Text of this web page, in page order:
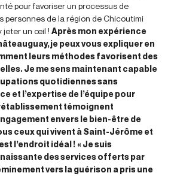
pour favoriser un processus de
personnes de la région de Chicoutimi
jeter un œil ! Après mon expérience
je peux vous expliquer en
leurs méthodes favorisent des
Je me sens maintenant capable
quotidiennes sans
et l’expertise de l’équipe pour
témoignent
envers le bien-être de
ceux qui vivent à Saint-Jérôme et
l’endroit idéal ! « Je suis
des services offerts par
vers la guérison a pris une